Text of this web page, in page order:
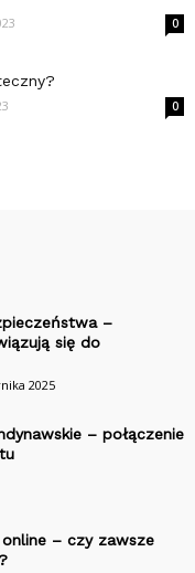
0
0
–
się do
2025
– połączenie
online – czy zawsze